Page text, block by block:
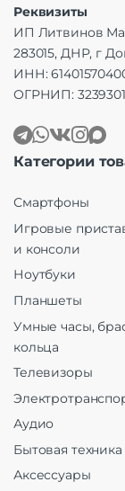
Реквизиты
ИП Литвинов
283015, ДНР, г
ИНН:
ОГРНИП:
Категории
Смартфоны
Игровые
и консоли
Ноутбуки
Планшеты
Умные часы,
кольца
Телевизоры
Аудио
Бытовая техника
Аксессуары